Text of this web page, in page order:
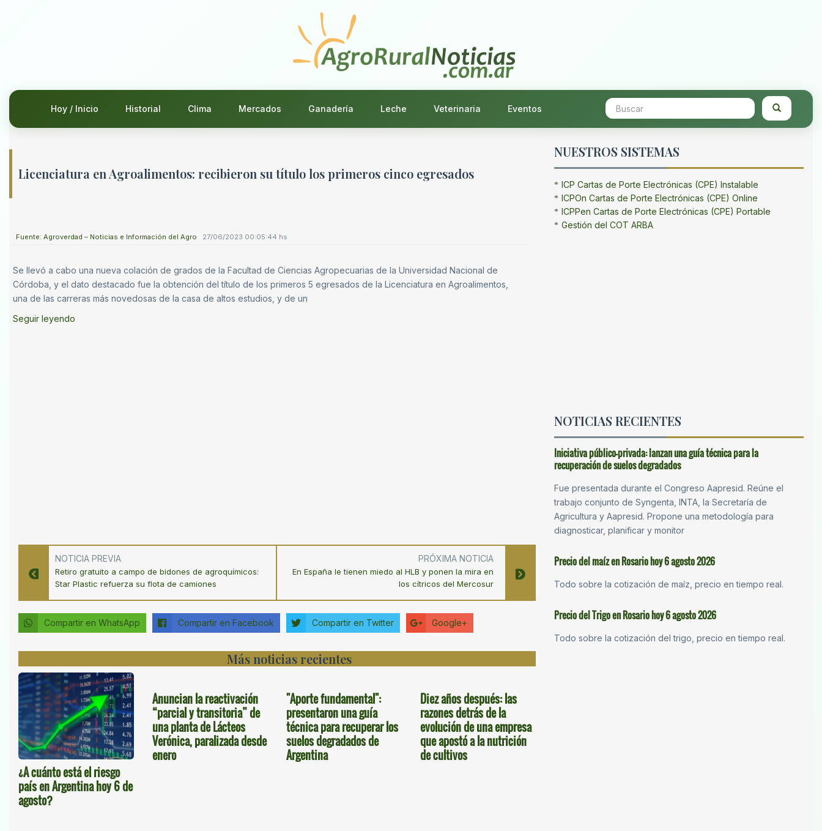
Hoy / Inicio Historial Clima Mercados Ganadería Leche Veterinaria Eventos
Licenciatura en Agroalimentos: recibieron su título los primeros cinco egresados
Fuente: Agroverdad – Noticias e Información del Agro 27/06/2023 00:05:44 hs
Se llevó a cabo una nueva colación de grados de la Facultad de Ciencias Agropecuarias de la Universidad Nacional de
Córdoba, y el dato destacado fue la obtención del título de los primeros 5 egresados de la Licenciatura en Agroalimentos,
una de las carreras más novedosas de la casa de altos estudios, y de un
Seguir leyendo
NOTICIA PREVIA
Retiro gratuito a campo de bidones de agroquímicos:
Star Plastic refuerza su flota de camiones
PRÓXIMA NOTICIA
En España le tienen miedo al HLB y ponen la mira en
los cítricos del Mercosur
Compartir en WhatsApp Compartir en Facebook Compartir en Twitter Google+
Más noticias recientes
¿A cuánto está el riesgo
país en Argentina hoy 6 de
agosto?
Anuncian la reactivación
“parcial y transitoria” de
una planta de Lácteos
Verónica, paralizada desde
enero
"Aporte fundamental":
presentaron una guía
técnica para recuperar los
suelos degradados de
Argentina
Diez años después: las
razones detrás de la
evolución de una empresa
que apostó a la nutrición
de cultivos
NUESTROS SISTEMAS
ICP Cartas de Porte Electrónicas (CPE) Instalable
ICPOn Cartas de Porte Electrónicas (CPE) Online
ICPPen Cartas de Porte Electrónicas (CPE) Portable
Gestión del COT ARBA
NOTICIAS RECIENTES
Iniciativa público-privada: lanzan una guía técnica para la
recuperación de suelos degradados
Fue presentada durante el Congreso Aapresid. Reúne el
trabajo conjunto de Syngenta, INTA, la Secretaría de
Agricultura y Aapresid. Propone una metodología para
diagnosticar, planificar y monitor
Precio del maíz en Rosario hoy 6 agosto 2026
Todo sobre la cotización de maíz, precio en tiempo real.
Precio del Trigo en Rosario hoy 6 agosto 2026
Todo sobre la cotización del trigo, precio en tiempo real.